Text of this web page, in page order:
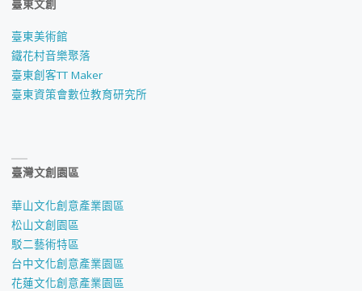
臺東文創
臺東美術館
鐵花村音樂聚落
臺東創客TT Maker
臺東資策會數位教育研究所
臺灣文創園區
華山文化創意產業園區
松山文創園區
駁二藝術特區
台中文化創意產業園區
花蓮文化創意產業園區